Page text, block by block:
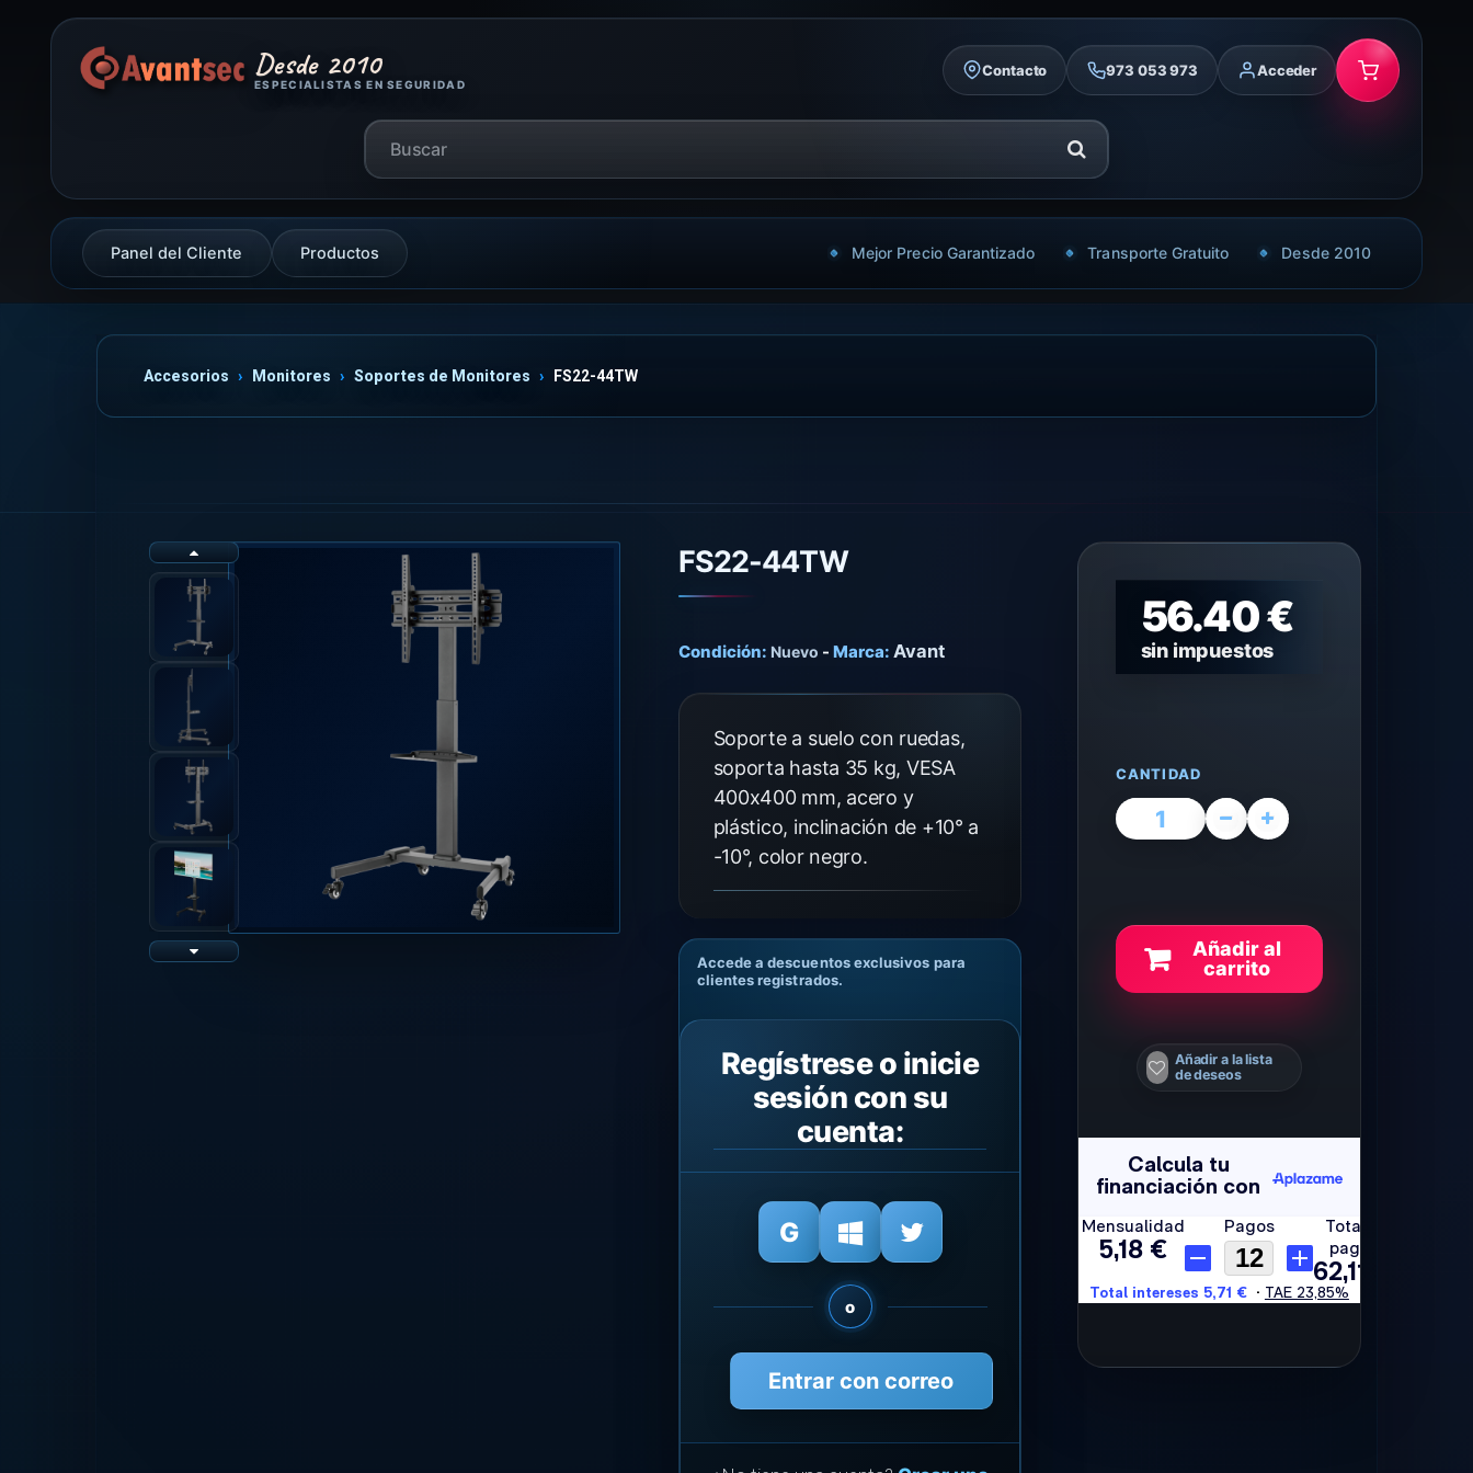
Desde 2010
ESPECIALISTAS EN SEGURIDAD
Contacto 973 053 973 Acceder
Panel del Cliente Productos Mejor Precio Garantizado Transporte Gratuito Desde 2010
Accesorios Monitores Soportes de Monitores FS22-44TW
FS22-44TW
Condición: Nuevo - Marca: Avant
Soporte a suelo con ruedas,
soporta hasta 35 kg, VESA
400x400 mm, acero y
plástico, inclinación de +10° a
-10°, color negro.
Accede a descuentos exclusivos para
clientes registrados.
Regístrese o inicie
sesión con su
cuenta:
o
Entrar con correo
56.40 €
sin impuestos
CANTIDAD
Añadir al
carrito
Añadir a la lista
de deseos